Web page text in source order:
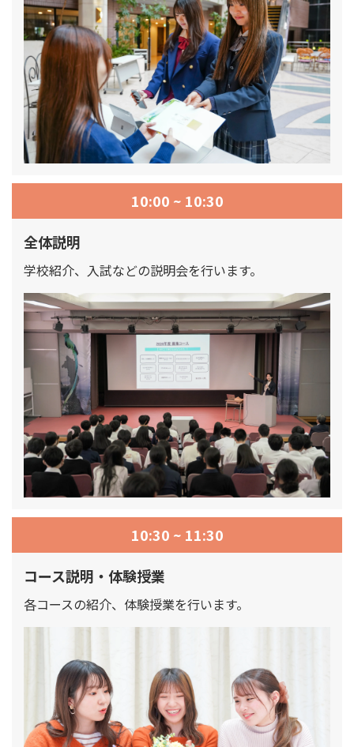
10:00 ~ 10:30
全体説明
学校紹介、入試などの説明会を行います。
10:30 ~ 11:30
コース説明・体験授業
各コースの紹介、体験授業を行います。